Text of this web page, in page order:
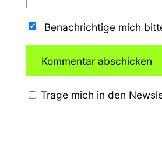
Benachrichtige mich
Trage mich in den